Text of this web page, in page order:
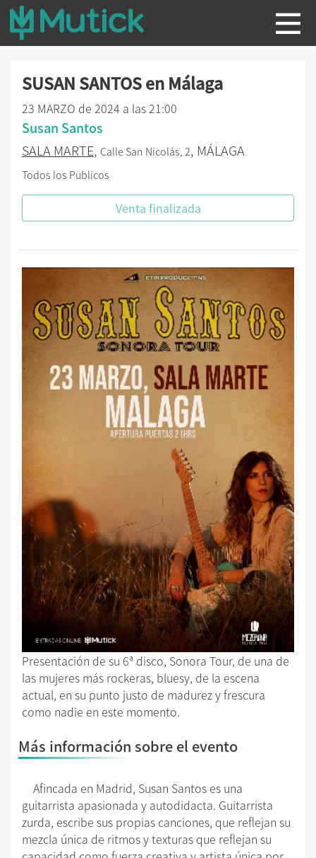
SUSAN SANTOS en Málaga
23 MARZO de 2024 a las 21:00
Susan Santos
SALA MARTE, Calle San Nicolás, 2, MÁLAGA
Todos los Publicos
Venta finalizada
Presentación de su 6ª disco, Sonora Tour, de una de
las mujeres más rockeras, bluesy, de la escena
actual, en su punto justo de madurez y frescura
como nadie en este momento.
Más información sobre el evento
Afincada en Madrid, Susan Santos es una
guitarrista apasionada y autodidacta. Guitarrista
zurda, escribe sus propias canciones, que reflejan su
mezcla única de ritmos y texturas que reflejan su